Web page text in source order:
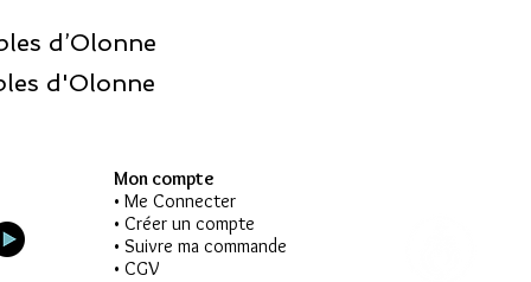
d’Olonne
d'Olonne
Mon compte
• Me Connecter
• Créer un compte
• Suivre ma commande
• CGV